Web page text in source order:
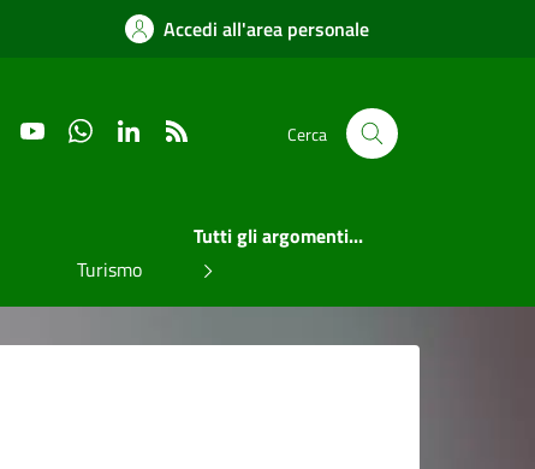
Accedi all'area personale
YouTube WhatsAppLinkedIn Cerca
Turismo
Tutti gli argomenti...